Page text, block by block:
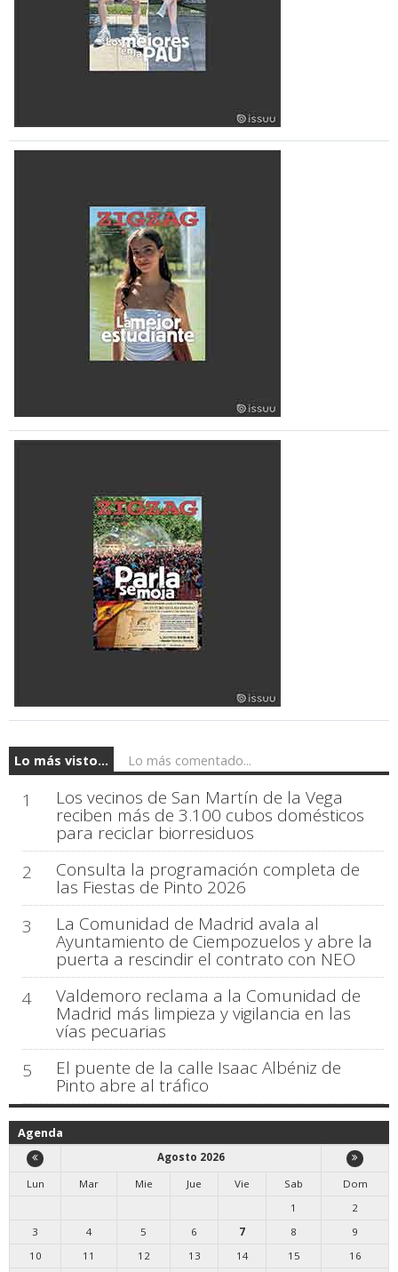
Lo más visto... Lo más comentado...
1 Los vecinos de San Martín de la Vega
reciben más de 3.100 cubos domésticos
para reciclar biorresiduos
2
Consulta la programación completa de
las Fiestas de Pinto 2026
3
La Comunidad de Madrid avala al
Ayuntamiento de Ciempozuelos y abre la
puerta a rescindir el contrato con NEO
4
Valdemoro reclama a la Comunidad de
Madrid más limpieza y vigilancia en las
vías pecuarias
5
El puente de la calle Isaac Albéniz de
Pinto abre al tráfico
Agenda
Agosto 2026
Lun
Mar Mie Jue Vie Sab
Dom
1
2
3
4 5 6 7 8
9
10
11 12 13 14 15
16